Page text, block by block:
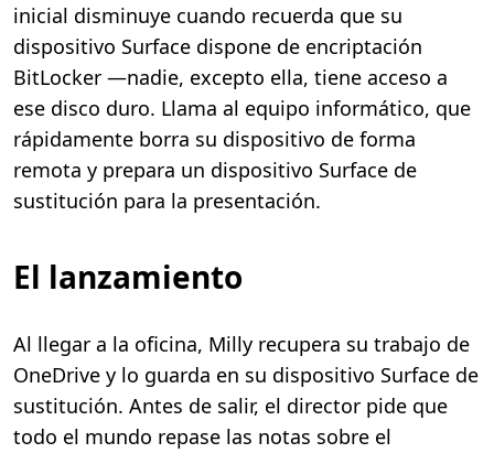
inicial disminuye cuando recuerda que su
dispositivo Surface dispone de encriptación
BitLocker —nadie, excepto ella, tiene acceso a
ese disco duro. Llama al equipo informático, que
rápidamente borra su dispositivo de forma
remota y prepara un dispositivo Surface de
sustitución para la presentación.
El lanzamiento
Al llegar a la oficina, Milly recupera su trabajo de
OneDrive y lo guarda en su dispositivo Surface de
sustitución. Antes de salir, el director pide que
todo el mundo repase las notas sobre el